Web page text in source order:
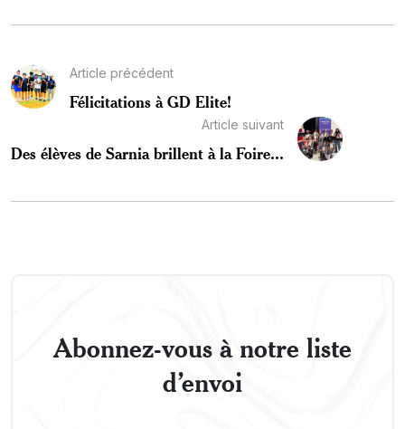
Article précédent
Félicitations à GD Elite!
Article suivant
Des élèves de Sarnia brillent à la Foire...
Abonnez-vous à notre liste
d’envoi